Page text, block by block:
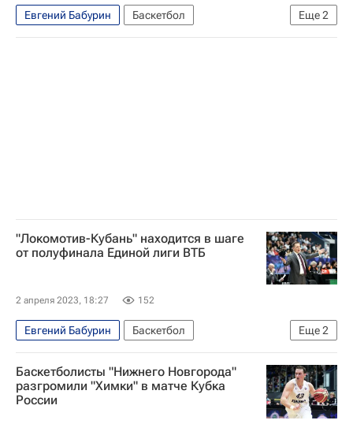
Еще2
Евгений Бабурин
Баскетбол
Нижний Новгород
Единая лига ВТБ
"Локомотив-Кубань" находится в шаге
от полуфинала Единой лиги ВТБ
2 апреля 2023, 18:27 152
Еще2
Евгений Бабурин
Баскетбол
Нижний Новгород
Единая лига ВТБ
Баскетболисты "Нижнего Новгорода"
разгромили "Химки" в матче Кубка
России